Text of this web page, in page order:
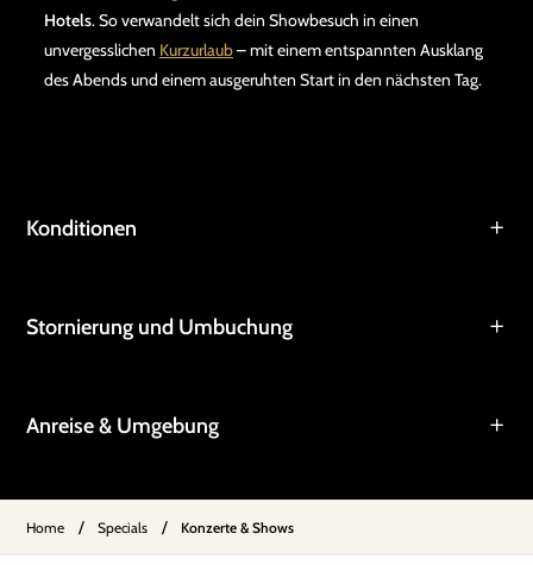
Hotels. So verwandelt sich dein Showbesuch in einen
unvergesslichen Kurzurlaub– mit einem entspannten Ausklang
des Abends und einem ausgeruhten Start in den nächsten Tag.
Konditionen
Stornierung und Umbuchung
Anreise & Umgebung
Home / Specials / Konzerte & Shows